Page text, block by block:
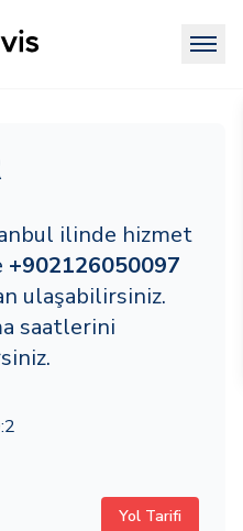
ilinde hizmet
+902126050097
ulaşabilirsiniz.
saatlerini
Yol Tarifi